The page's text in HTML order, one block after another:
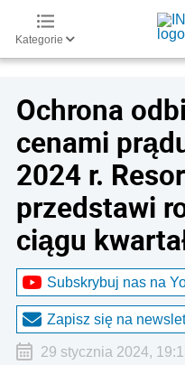
Kategorie
Ochrona
cenami
2024 r.
przedstawi
ciągu
Subskrybuj nas na
Zapisz się na
29 stycznia 2024,